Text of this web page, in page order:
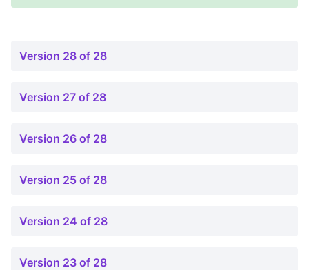
Version 28 of 28
Version 27 of 28
Version 26 of 28
Version 25 of 28
Version 24 of 28
Version 23 of 28